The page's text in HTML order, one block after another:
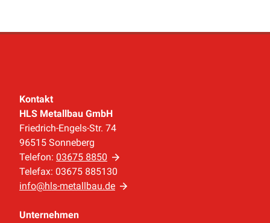
Kontakt
HLS Metallbau GmbH
Friedrich-Engels-Str. 74
96515 Sonneberg
Telefon: 03675 8850
Telefax: 03675 885130
info@hls-metallbau.de
Unternehmen